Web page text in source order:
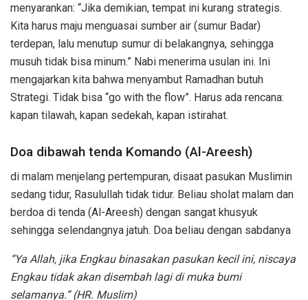
menyarankan: “Jika demikian, tempat ini kurang strategis.
Kita harus maju menguasai sumber air (sumur Badar)
terdepan, lalu menutup sumur di belakangnya, sehingga
musuh tidak bisa minum.” Nabi menerima usulan ini. Ini
mengajarkan kita bahwa menyambut Ramadhan butuh
Strategi. Tidak bisa “go with the flow”. Harus ada rencana:
kapan tilawah, kapan sedekah, kapan istirahat.
Doa dibawah tenda Komando (Al-Areesh)
di malam menjelang pertempuran, disaat pasukan Muslimin
sedang tidur, Rasulullah tidak tidur. Beliau sholat malam dan
berdoa di tenda (Al-Areesh) dengan sangat khusyuk
sehingga selendangnya jatuh. Doa beliau dengan sabdanya
“Ya Allah, jika Engkau binasakan pasukan kecil ini, niscaya
Engkau tidak akan disembah lagi di muka bumi
selamanya.” (HR. Muslim)